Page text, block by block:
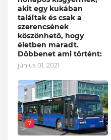
akit egy kukában
találtak és csak a
szerencsének
köszönhető, hogy
életben maradt.
Döbbenet ami történt:
június 01, 2021
7